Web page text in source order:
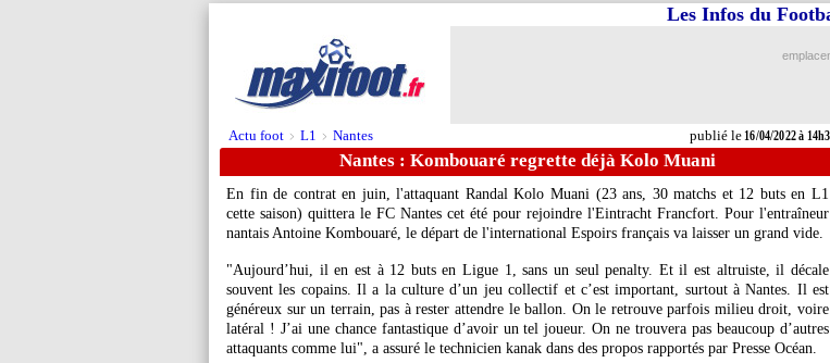
Actu foot > L1 > Nantes publié le16/04/2022 à
Les Infos du
Nantes : Kombouaré regrette déjà Kolo Muani
En fin de contrat en juin, l'attaquant Randal Kolo Muani (23 ans, 30 matchs et 12 buts en L1
cette saison) quittera le FC Nantes cet été pour rejoindre l'Eintracht Francfort. Pour l'entraîneur
nantais Antoine Kombouaré, le départ de l'international Espoirs français va laisser un grand vide.
"Aujourd’hui, il en est à 12 buts en Ligue 1, sans un seul penalty. Et il est altruiste, il décale
souvent les copains. Il a la culture d’un jeu collectif et c’est important, surtout à Nantes. Il est
généreux sur un terrain, pas à rester attendre le ballon. On le retrouve parfois milieu droit, voire
latéral ! J’ai une chance fantastique d’avoir un tel joueur. On ne trouvera pas beaucoup d’autres
attaquants comme lui", a assuré le technicien kanak dans des propos rapportés par Presse Océan.